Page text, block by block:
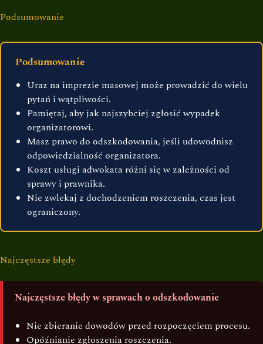
Podsumowanie
Podsumowanie
Uraz na imprezie masowej może prowadzić do wielu
pytań i wątpliwości.
Pamiętaj, aby jak najszybciej zgłosić wypadek
organizatorowi.
Masz prawo do odszkodowania, jeśli udowodnisz
odpowiedzialność organizatora.
Koszt usługi adwokata różni się w zależności od
sprawy i prawnika.
Nie zwlekaj z dochodzeniem roszczenia, czas jest
ograniczony.
Najczęstsze błędy
Najczęstsze błędy w sprawach o odszkodowanie
Nie zbieranie dowodów przed rozpoczęciem procesu.
Opóźnianie zgłoszenia roszczenia.